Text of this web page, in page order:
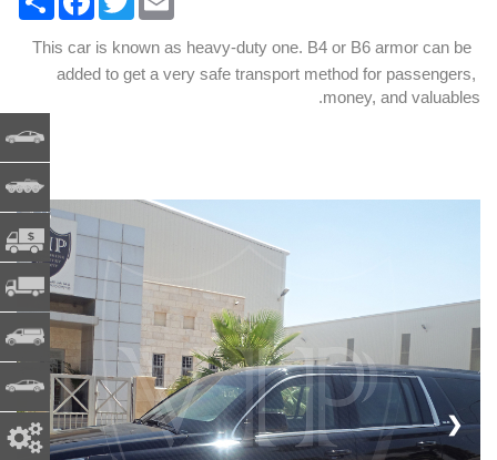
عربات
الجيش
CIT - النقدية في العبور
فرع
مركبة
قطع
This car is known as heavy-duty one. B4 or B6 armor can be
added to get a very safe transport method for passengers,
money, and valuables.
1 / 5
❮ ❯